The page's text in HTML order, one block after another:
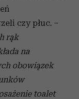
czy płuc. –
rąk
na
obowiązek
toalet